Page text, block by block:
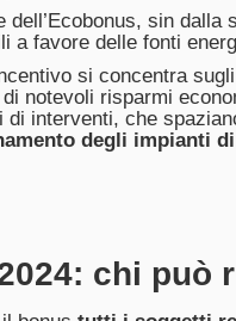
dell’Ecobonus, sin
a favore delle fonti
si concentra sugli
di notevoli risparmi
di interventi, che
degli impianti
chi può